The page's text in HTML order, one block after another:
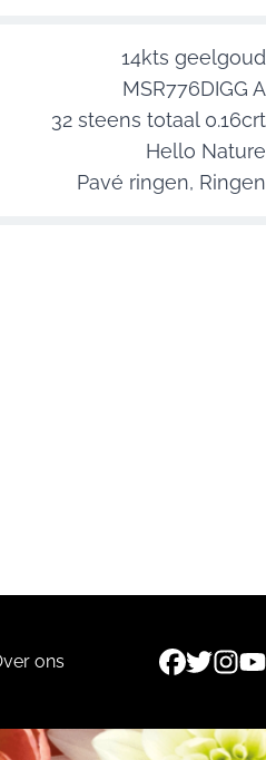
14kts geelgoud
MSR776DIGG A
32 steens totaal 0.16crt
Hello Nature
Pavé ringen, Ringen
ons